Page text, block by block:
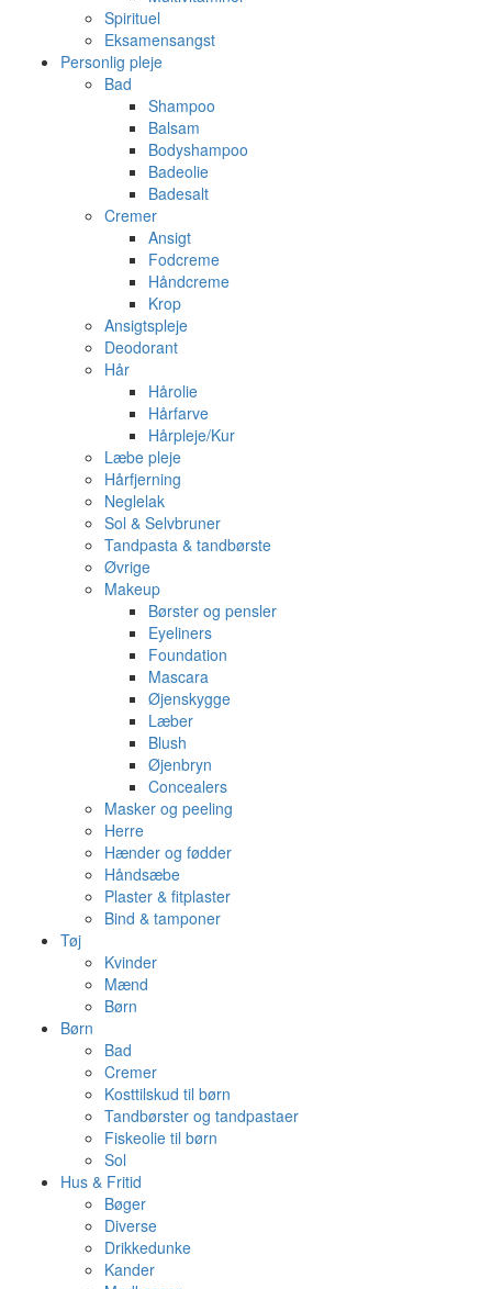
Spirituel
Eksamensangst
Personlig pleje
Bad
Shampoo
Balsam
Bodyshampoo
Badeolie
Badesalt
Cremer
Ansigt
Fodcreme
Håndcreme
Krop
Ansigtspleje
Deodorant
Hår
Hårolie
Hårfarve
Hårpleje/Kur
Læbe pleje
Hårfjerning
Neglelak
Sol & Selvbruner
Tandpasta & tandbørste
Øvrige
Makeup
Børster og pensler
Eyeliners
Foundation
Mascara
Øjenskygge
Læber
Blush
Øjenbryn
Concealers
Masker og peeling
Herre
Hænder og fødder
Håndsæbe
Plaster & fitplaster
Bind & tamponer
Tøj
Kvinder
Mænd
Børn
Børn
Bad
Cremer
Kosttilskud til børn
Tandbørster og tandpastaer
Fiskeolie til børn
Sol
Hus & Fritid
Bøger
Diverse
Drikkedunke
Kander